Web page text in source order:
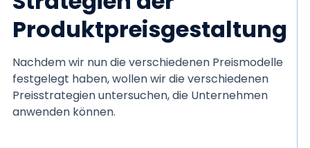
Produktpreisgestaltung
Nachdem wir nun die verschiedenen Preismodelle
festgelegt haben, wollen wir die verschiedenen
Preisstrategien untersuchen, die Unternehmen
anwenden können.